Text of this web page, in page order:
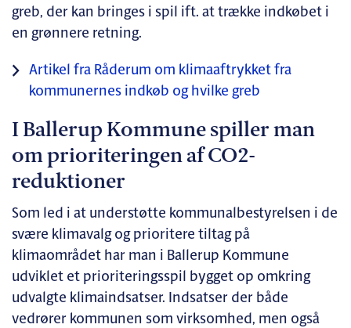
greb, der kan bringes i spil ift. at trække indkøbet i
en grønnere retning.
Artikel fra Råderum om klimaaftrykket fra
kommunernes indkøb og hvilke greb
I Ballerup Kommune spiller man
om prioriteringen af CO2-
reduktioner
Som led i at understøtte kommunalbestyrelsen i de
svære klimavalg og prioritere tiltag på
klimaområdet har man i Ballerup Kommune
udviklet et prioriteringsspil bygget op omkring
udvalgte klimaindsatser. Indsatser der både
vedrører kommunen som virksomhed, men også